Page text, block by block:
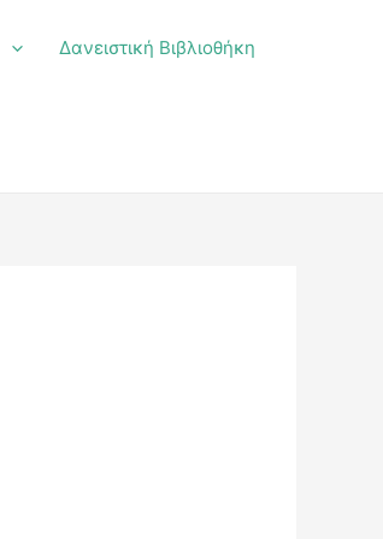
Δανειστική Βιβλιοθήκη